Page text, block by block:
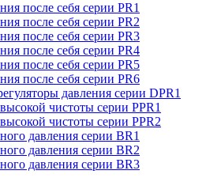
после себя серии PR1
после себя серии PR2
после себя серии PR3
после себя серии PR4
после себя серии PR5
после себя серии PR6
давления серии DPR1
чистоты серии PPR1
чистоты серии PPR2
давления серии BR1
давления серии BR2
давления серии BR3